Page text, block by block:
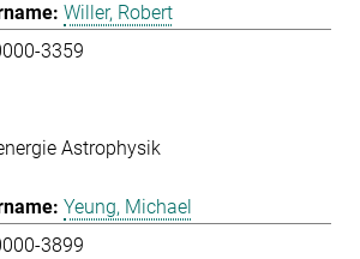
Willer, Robert
3359
Astrophysik
Yeung, Michael
3899